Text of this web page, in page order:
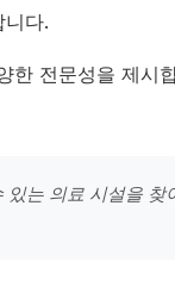
다.
전문성을 제시
는 의료 시설을 찾